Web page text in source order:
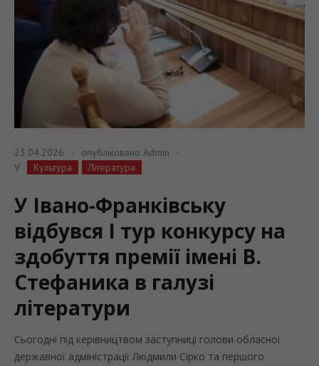
23.04.2026 опубліковано Admin
У
Культура Література
У Івано-Франківську
відбувся І тур конкурсу на
здобуття премії імені В.
Стефаника в галузі
літератури
Сьогодні під керівництвом заступниці голови обласної
державної адміністрації Людмили Сірко та першого